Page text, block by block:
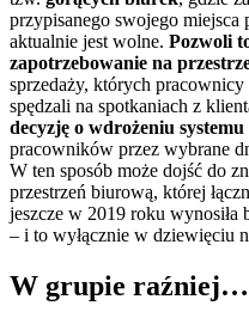
przypisanego swojego miejsca
aktualnie jest wolne. Pozwoli
zapotrzebowanie na
sprzedaży, których
spędzali na spotkaniach z
decyzję o wdrożeniu
pracowników przez wybrane
W ten sposób może dojść do
przestrzeń biurową, której
jeszcze w 2019 roku
– i to wyłącznie w dziewięciu
W grupie